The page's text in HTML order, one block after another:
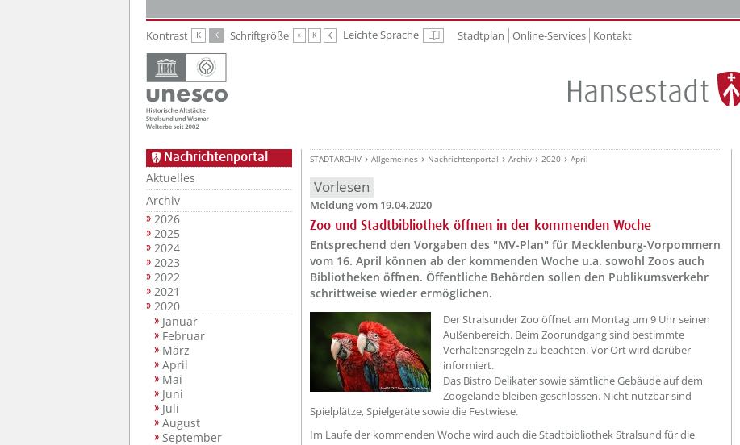
Kontrast K K Schriftgröße K K K Leichte Sprache Leichte Sprache
Stadtplan Online-Services Kontakt
Nachrichtenportal
Aktuelles
Archiv
2026
2025
2024
2023
2022
2021
2020
Januar
Februar
März
April
Mai
Juni
Juli
August
September
STADTARCHIV Allgemeines Nachrichtenportal Archiv 2020 April
Vorlesen
Meldung vom 19.04.2020
Zoo und Stadtbibliothek öffnen in der kommenden Woche
Entsprechend den Vorgaben des "MV-Plan" für Mecklenburg-Vorpommern
vom 16. April können ab der kommenden Woche u.a. sowohl Zoos auch
Bibliotheken öffnen. Öffentliche Behörden sollen den Publikumsverkehr
schrittweise wieder ermöglichen.
Der Stralsunder Zoo öffnet am Montag um 9 Uhr seinen
Außenbereich. Beim Zoorundgang sind bestimmte
Verhaltensregeln zu beachten. Vor Ort wird darüber
informiert.
Das Bistro Delikater sowie sämtliche Gebäude auf dem
Zoogelände bleiben geschlossen. Nicht nutzbar sind
Spielplätze, Spielgeräte sowie die Festwiese.
Im Laufe der kommenden Woche wird auch die Stadtbibliothek Stralsund für die